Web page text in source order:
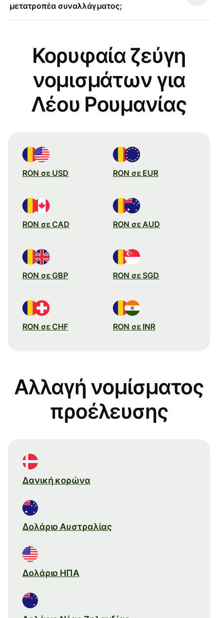
μετατροπέα συναλλάγματος;
Κορυφαία ζεύγη
νομισμάτων για
Λέου Ρουμανίας
RON σε USD RON σε EUR
RON σε CAD RON σε AUD
RON σε GBP RON σε SGD
RON σε CHF RON σε INR
Αλλαγή νομίσματος
προέλευσης
Δανική κορώνα
Δολάριο Αυστραλίας
Δολάριο ΗΠΑ